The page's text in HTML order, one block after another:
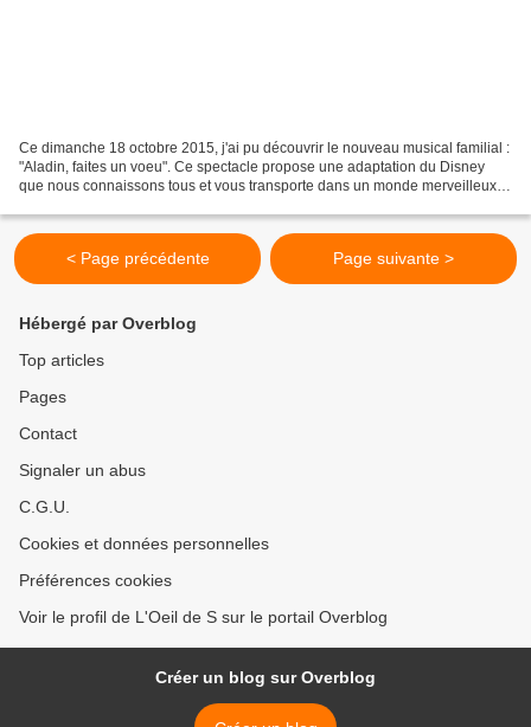
Ce dimanche 18 octobre 2015, j'ai pu découvrir le nouveau musical familial :
"Aladin, faites un voeu". Ce spectacle propose une adaptation du Disney
que nous connaissons tous et vous transporte dans un monde merveilleux et
< Page précédente Page suivante >
Hébergé par Overblog
Top articles
Pages
Contact
Signaler un abus
C.G.U.
Cookies et données personnelles
Préférences cookies
Voir le profil de L'Oeil de S sur le portail Overblog
Créer un blog sur Overblog